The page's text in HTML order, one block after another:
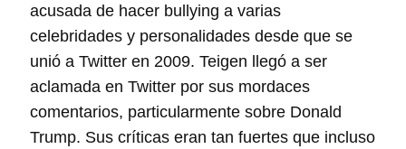
acusada de hacer bullying a varias
celebridades y personalidades desde que se
unió a Twitter en 2009. Teigen llegó a ser
aclamada en Twitter por sus mordaces
comentarios, particularmente sobre Donald
Trump. Sus críticas eran tan fuertes que incluso